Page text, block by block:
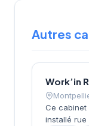
Autres
Ce cabinet
installé